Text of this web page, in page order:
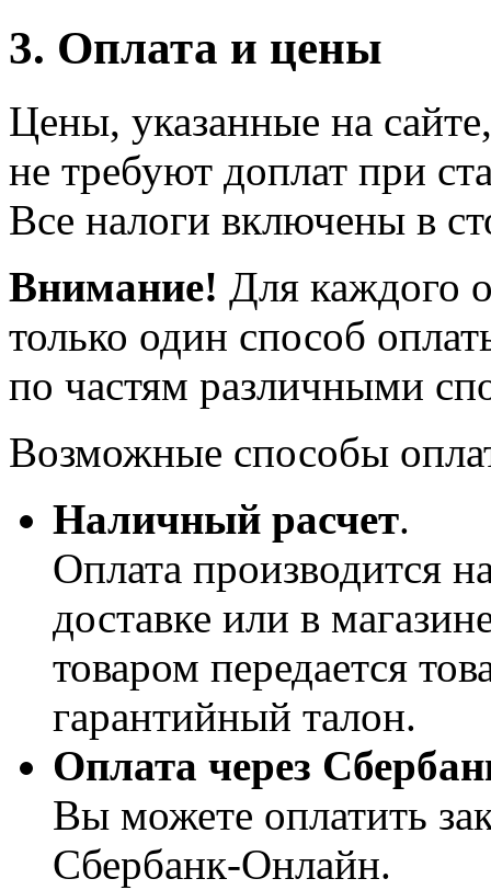
3. Оплата и цены
Цены, указанные на
не требуют доплат при
Все налоги включены в
Внимание! Для каждого
только один способ
по частям различными
Возможные способы
Наличный расчет.
Оплата производится
доставке или в
товаром передается
гарантийный талон.
Оплата через
Вы можете оплатить
Сбербанк-Онлайн.